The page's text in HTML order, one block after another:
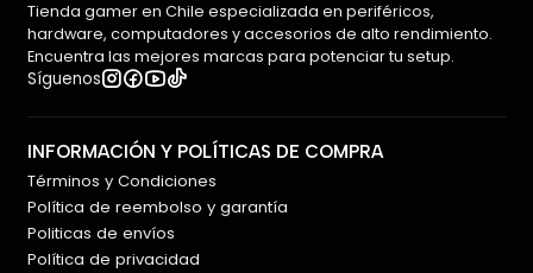
Tienda gamer en Chile especializada en periféricos,
hardware, computadores y accesorios de alto rendimiento.
Encuentra las mejores marcas para potenciar tu setup.
Síguenos
INFORMACIÓN Y POLÍTICAS DE COMPRA
Términos y Condiciones
Política de reembolso y garantía
Politicas de envíos
Política de privacidad